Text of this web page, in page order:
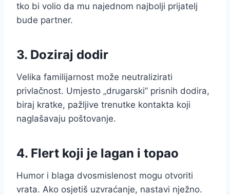
tko bi volio da mu najednom najbolji prijatelj
bude partner.
3. Doziraj dodir
Velika familijarnost može neutralizirati
privlačnost. Umjesto „drugarski” prisnih dodira,
biraj kratke, pažljive trenutke kontakta koji
naglašavaju poštovanje.
4. Flert koji je lagan i topao
Humor i blaga dvosmislenost mogu otvoriti
vrata. Ako osjetiš uzvraćanje, nastavi nježno.